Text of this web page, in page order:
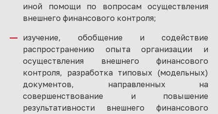
иной помощи по вопросам осуществления
внешнего финансового контроля;
изучение, обобщение и содействие
распространению опыта организации и
осуществления внешнего финансового
контроля, разработка типовых (модельных)
документов, направленных на
совершенствование и повышение
результативности внешнего финансового